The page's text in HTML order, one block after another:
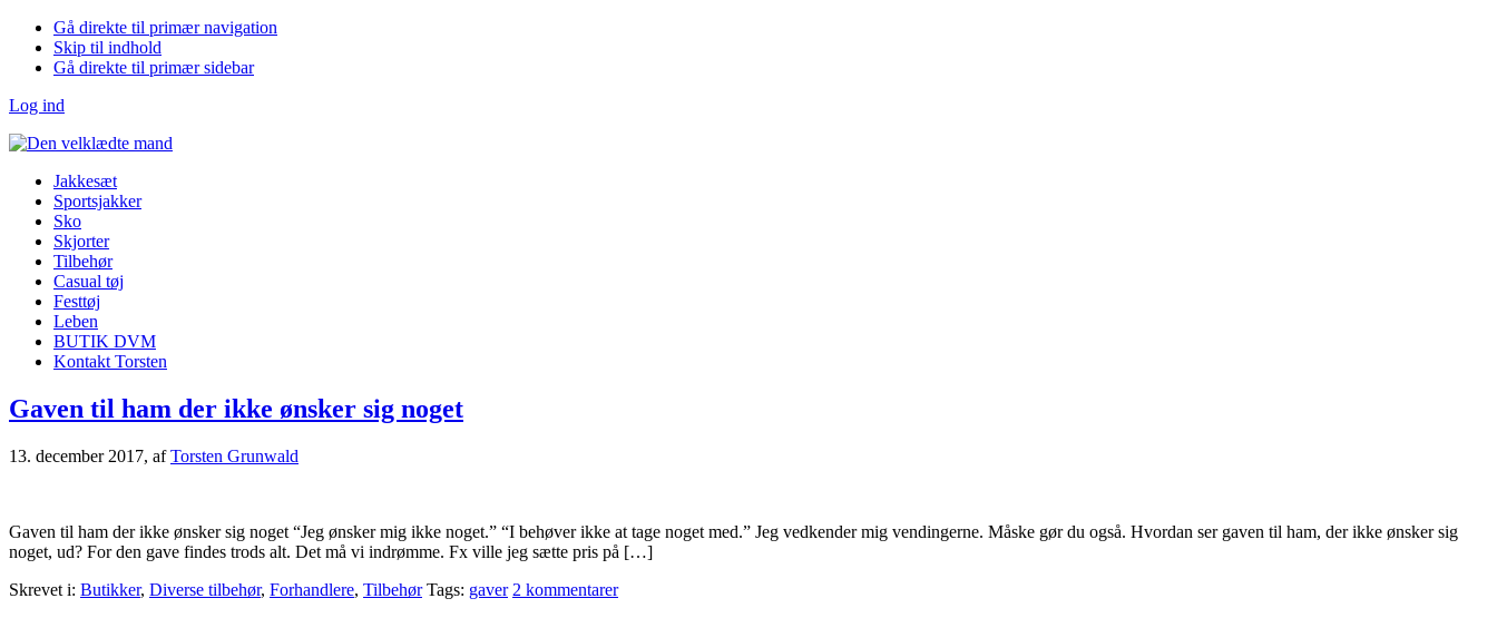
Gå direkte til primær navigation
Skip til indhold
Gå direkte til primær sidebar
Log ind
Jakkesæt
Sportsjakker
Sko
Skjorter
Tilbehør
Casual tøj
Festtøj
Leben
BUTIK DVM
Kontakt Torsten
Gaven til ham der ikke ønsker sig noget
13. december 2017, afTorsten Grunwald
Gaven til ham der ikke ønsker sig noget “Jeg ønsker mig ikke noget.” “I behøver ikke at tage noget med.” Jeg vedkender mig vendingerne. Måske gør du også. Hvordan ser gaven til ham, der ikke ønsker sig
noget, ud? For den gave findes trods alt. Det må vi indrømme. Fx ville jeg sætte pris på […]
Skrevet i: Butikker, Diverse tilbehør, Forhandlere, Tilbehør Tags: gaver 2 kommentarer